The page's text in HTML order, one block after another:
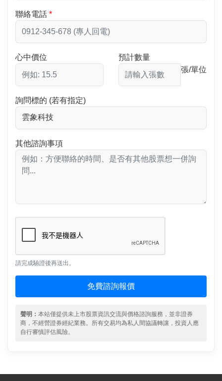
聯絡電話
心中價位
預計數量
張/單位
詢問標的 (若有指定)
其他諮詢事項
請完成驗證後再送出。
免費諮詢報價
聲明： 本站僅提供未上市股票資訊交流與價格諮詢服務，並非證券
商，不經營證券經紀業務。所有交易均為私人間協議轉讓，投資人應
自行審慎評估風險。